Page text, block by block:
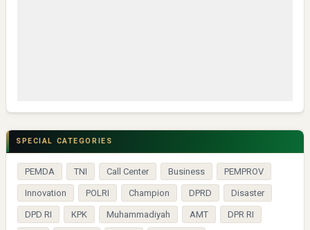
SPECIAL CATEGORIES
PEMDA TNI Call Center Business PEMPROV
Innovation POLRI Champion DPRD Disaster
DPD RI KPK Muhammadiyah AMT DPR RI